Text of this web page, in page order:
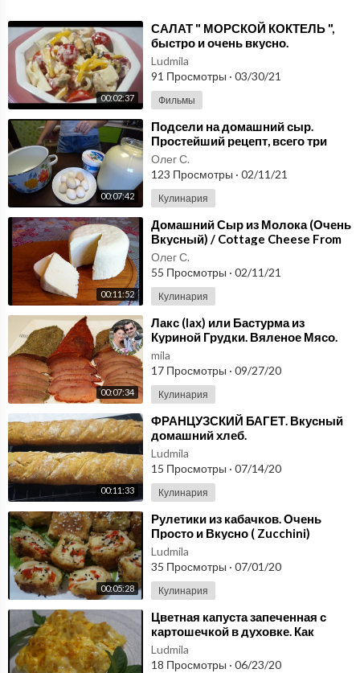
00:02:37
⁣САЛАТ " МОРСКОЙ КОКТЕЛЬ ",
быстро и очень вкусно.
Ludmila
91 Просмотры · 03/30/21
Фильмы
00:07:42
⁣Подсели на домашний сыр.
Простейший рецепт, всего три
ингредиента.
Олег С.
123 Просмотры · 02/11/21
Кулинария
00:11:52
⁣Домашний Сыр из Молока (Очень
Вкусный) / Cottage Cheese From
Milk / Простой Пошаговый Рецепт
Олег С.
55 Просмотры · 02/11/21
Кулинария
00:07:34
⁣Лакс (lax) или Бастурма из
Куриной Грудки. Вяленое Мясо.
Балык. Не реально вкусно.
mila
17 Просмотры · 09/27/20
Кулинария
00:11:33
⁣ФРАНЦУЗСКИЙ БАГЕТ. Вкусный
домашний хлеб.
Ludmila
15 Просмотры · 07/14/20
Кулинария
00:05:28
⁣Рулетики из кабачков. Очень
Просто и Вкусно ( Zucchini)
Ludmila
35 Просмотры · 07/01/20
Кулинария
⁣Цветная капуста запеченная с
картошечкой в духовке. Как
вкусно приготовить цветную
капусту?
Ludmila
18 Просмотры · 06/23/20